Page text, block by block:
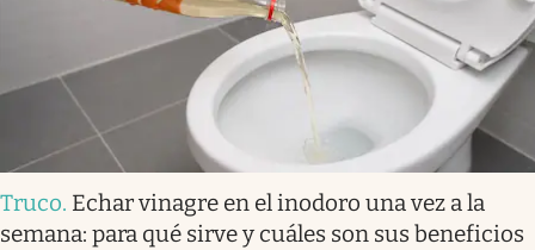
Truco. Echar vinagre en el inodoro una vez a la
semana: para qué sirve y cuáles son sus beneficios